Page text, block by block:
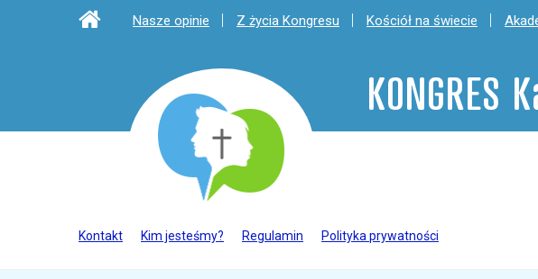
Nasze opinie Z życia Kongresu Kościół na świecie
Kontakt Kim jesteśmy? Regulamin Polityka prywatności